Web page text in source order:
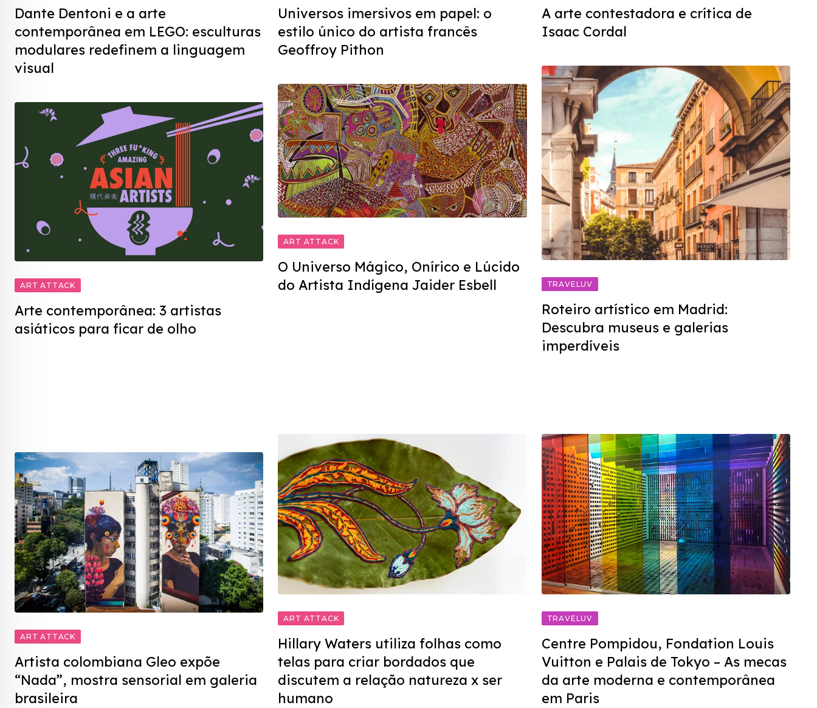
Dante Dentoni e a arte
contemporânea em LEGO: esculturas
modulares redefinem a linguagem
visual
Universos imersivos em papel: o
estilo único do artista francês
Geoffroy Pithon
A arte contestadora e crítica de
Isaac Cordal
TRAVELUV
Roteiro artístico em Madrid:
Descubra museus e galerias
imperdíveis
ART ATTACK
O Universo Mágico, Onírico e Lúcido
do Artista Indígena Jaider Esbell
ART ATTACK
Arte contemporânea: 3 artistas
asiáticos para ficar de olho
ART ATTACK
Hillary Waters utiliza folhas como
telas para criar bordados que
discutem a relação natureza x ser
humano
TRAVELUV
Centre Pompidou, Fondation Louis
Vuitton e Palais de Tokyo – As mecas
da arte moderna e contemporânea
em Paris
ART ATTACK
Artista colombiana Gleo expõe
“Nada”, mostra sensorial em galeria
brasileira